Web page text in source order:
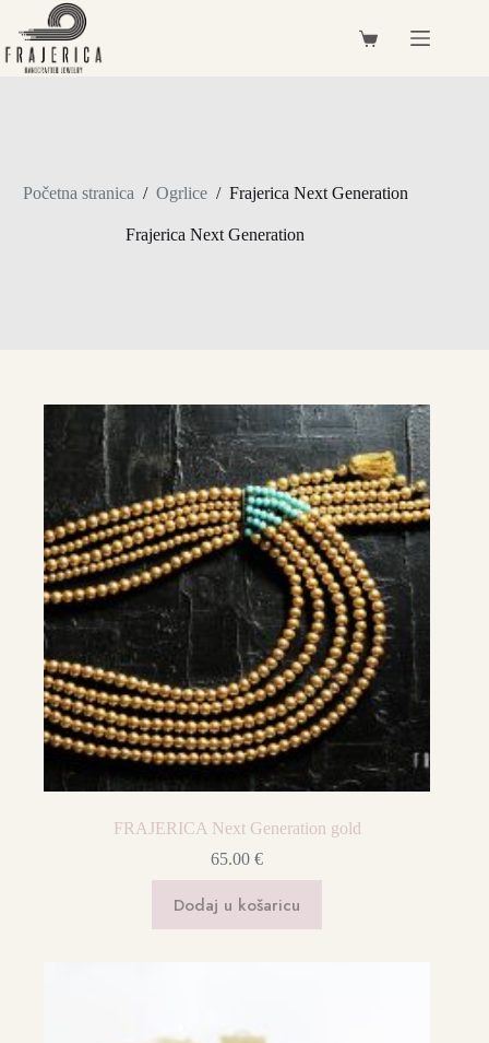
Preskoči
sadržaj
Košarica
Početna stranica / Ogrlice / Frajerica Next Generation
Frajerica Next Generation
FRAJERICA Next Generation gold
65.00€
Dodaj u košaricu